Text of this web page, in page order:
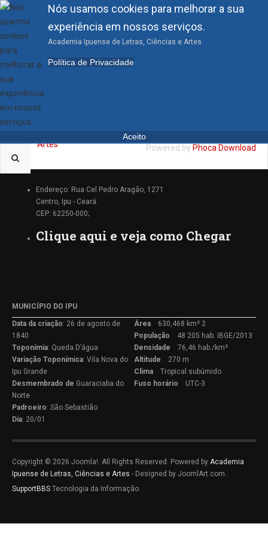
Nós usamos cookies para melhorar a sua
experiência em nossos serviços.
Academia Ipuense de Letras, Ciências e Artes
Política de Privacidade
Aceito
EDITAIS
2023
Powered by Phoca Download
Endereço: Rua Cel Pedro Aragão, 1271
Centro, Ipu - Ceará.
CEP: 62250-000;
Clique aqui e veja como Chegar
MUNICÍPIO DO IPU
Data da criação: 26 de agosto de
1840
Toponímia: Queda D’água
Variação Toponímica: Vila Nova do
Ipu Grande
Desmembrado de Guaraciaba do
Norte
Padroeiro: São Sebastião
Dia: 20/01
Área 630,468 km² 2
População 48 205 hab. IBGE/2013
Densidade 76,46 hab./km²
Altitude 270 m
Clima Tropical subúmido
Fuso horário UTC-3
Copyright © 2026 Joomla!. All Rights Reserved. Powered by Academia
Ipuense de Letras, Ciências e Artes - Designed by JoomlArt.com.
SupportBBS Tecnologia da Informação.